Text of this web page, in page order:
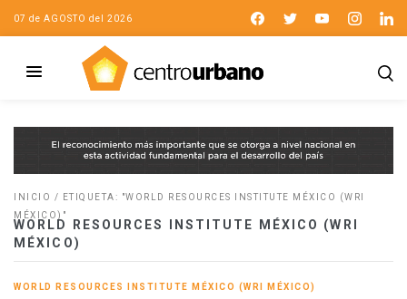
07 de AGOSTO del 2026
INICIO /
ETIQUETA: "WORLD RESOURCES INSTITUTE MÉXICO (WRI
MÉXICO)"
WORLD RESOURCES INSTITUTE MÉXICO (WRI
MÉXICO)
WORLD RESOURCES INSTITUTE MÉXICO (WRI MÉXICO)